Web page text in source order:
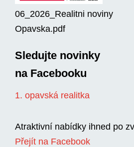
06_2026_Realitni noviny
Opavska.pdf
Sledujte novinky
na Facebooku
1. opavská realitka
Atraktivní nabídky ihned po
Přejít na Facebook